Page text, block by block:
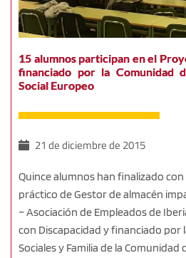
15 alumnos participan en el
financiado por la Comunidad
Social Europeo
21 de diciembre de 2015
Quince alumnos han finalizado
práctico de Gestor de almacén
– Asociación de Empleados de
con Discapacidad y financiado por
Sociales y Familia de la Comunidad